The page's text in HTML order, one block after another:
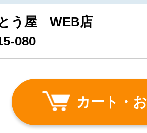
う屋 WEB店
080
カート・